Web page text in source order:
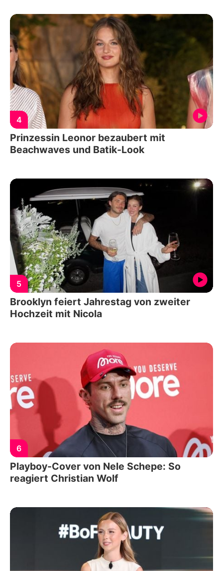
4
Prinzessin Leonor bezaubert mit
Beachwaves und Batik-Look
5
Brooklyn feiert Jahrestag von zweiter
Hochzeit mit Nicola
6
Playboy-Cover von Nele Schepe: So
reagiert Christian Wolf